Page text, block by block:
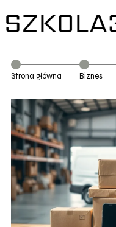
Strona główna Biznes